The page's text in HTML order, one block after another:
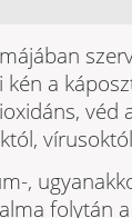
a
véd
,
folytán